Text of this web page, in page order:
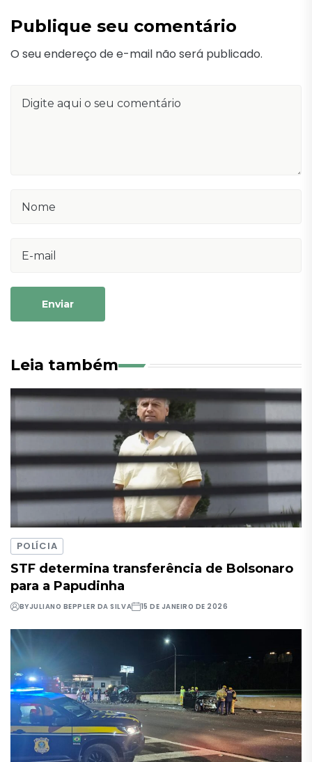
Publique seu comentário
O seu endereço de e-mail não será publicado.
Enviar
Leia também
POLÍCIA
STF determina transferência de Bolsonaro
para a Papudinha
BYJULIANO BEPPLER DA SILVA 15 DE JANEIRO DE 2026